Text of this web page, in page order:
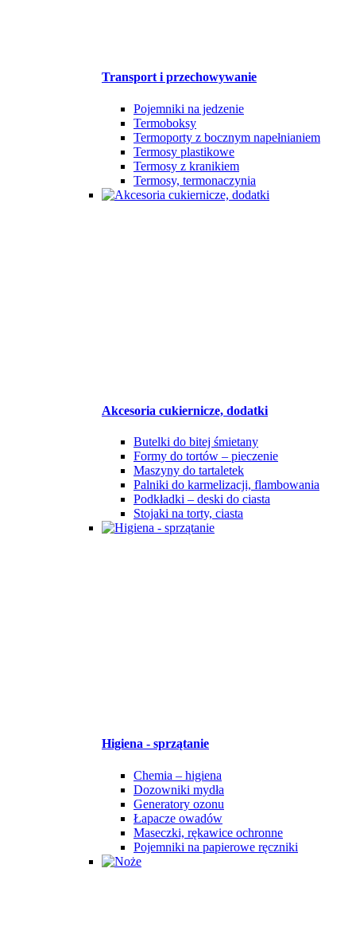
Transport i przechowywanie
Pojemniki na jedzenie
Termoboksy
Termoporty z bocznym napełnianiem
Termosy plastikowe
Termosy z kranikiem
Termosy, termonaczynia
Akcesoria cukiernicze, dodatki
Butelki do bitej śmietany
Formy do tortów – pieczenie
Maszyny do tartaletek
Palniki do karmelizacji, flambowania
Podkładki – deski do ciasta
Stojaki na torty, ciasta
Higiena - sprzątanie
Chemia – higiena
Dozowniki mydła
Generatory ozonu
Łapacze owadów
Maseczki, rękawice ochronne
Pojemniki na papierowe ręczniki